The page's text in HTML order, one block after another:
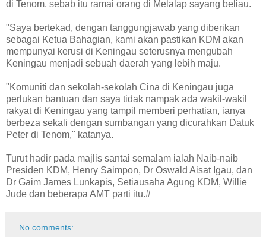
di Tenom, sebab itu ramai orang di Melalap sayang beliau.
"Saya bertekad, dengan tanggungjawab yang diberikan
sebagai Ketua Bahagian, kami akan pastikan KDM akan
mempunyai kerusi di Keningau seterusnya mengubah
Keningau menjadi sebuah daerah yang lebih maju.
"Komuniti dan sekolah-sekolah Cina di Keningau juga
perlukan bantuan dan saya tidak nampak ada wakil-wakil
rakyat di Keningau yang tampil memberi perhatian, ianya
berbeza sekali dengan sumbangan yang dicurahkan Datuk
Peter di Tenom," katanya.
Turut hadir pada majlis santai semalam ialah Naib-naib
Presiden KDM, Henry Saimpon, Dr Oswald Aisat Igau, dan
Dr Gaim James Lunkapis, Setiausaha Agung KDM, Willie
Jude dan beberapa AMT parti itu.#
No comments: